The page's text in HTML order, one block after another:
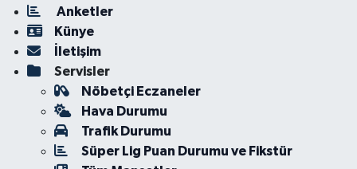
Anketler
Künye
İletişim
Servisler
Nöbetçi Eczaneler
Hava Durumu
Trafik Durumu
Süper Lig Puan Durumu ve Fikstür